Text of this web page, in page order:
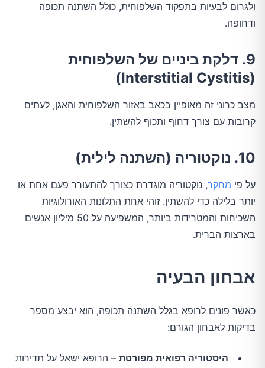
ולגרום לבעיות בתפקוד השלפוחית, כולל השתנה תכופה
ודחופה.
9. דלקת ביניים של השלפוחית
(Interstitial Cystitis)
מצב כרוני זה מאופיין בכאב באזור השלפוחית והאגן, לעתים
קרובות עם צורך דחוף ותכוף להשתין.
10. נוקטוריה (השתנה לילית)
על פי מחקר, נוקטוריה מוגדרת כצורך להתעורר פעם אחת או
יותר בלילה כדי להשתין. זוהי אחת התלונות האורולוגיות
השכיחות והמטרידות ביותר, המשפיעה על 50 מיליון אנשים
בארצות הברית.
אבחון הבעיה
כאשר פונים לרופא בגלל השתנה תכופה, הוא יבצע מספר
בדיקות לאבחון הגורם:
היסטוריה רפואית מפורטת – הרופא ישאל על תדירות